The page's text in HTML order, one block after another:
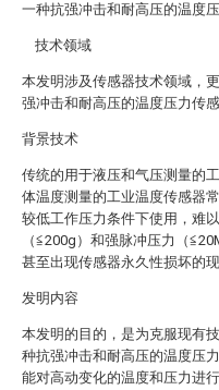
一种抗强冲击和耐高压的温度
技术领域
本发明涉及传感器技术领域，
强冲击和耐高压的温度压力传
背景技术
传统的用于液压和气压测量的
体温度测量的工业温度传感器
较低工作压力条件下使用，难
（≦200g）和强脉冲压力（
甚至出现传感器永久性损坏的现
发明内容
本发明的目的，是为克服现有
种抗强冲击和耐高压的温度压
能对高动变化的温度和压力进